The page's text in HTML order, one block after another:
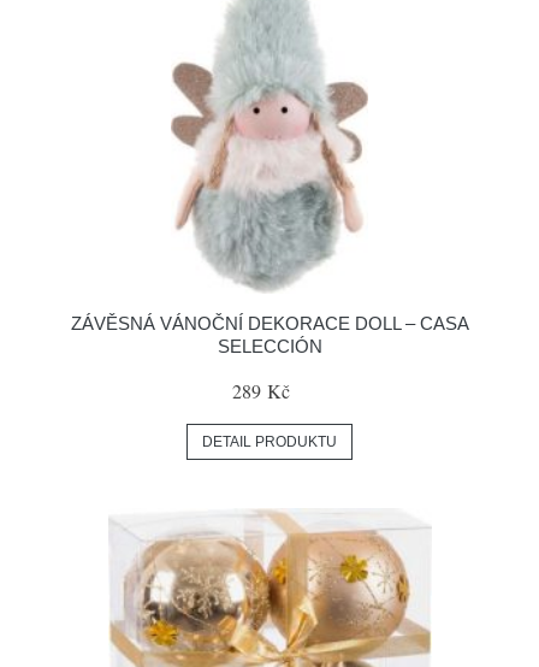
ZÁVĚSNÁ VÁNOČNÍ DEKORACE DOLL – CASA
SELECCIÓN
289 Kč
DETAIL PRODUKTU